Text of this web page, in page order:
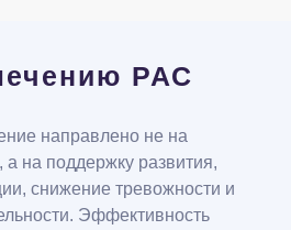
РАС
направлено не на
на поддержку развития,
снижение тревожности и
Эффективность